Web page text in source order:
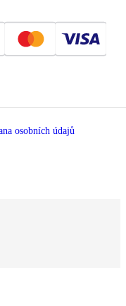
osobních údajů